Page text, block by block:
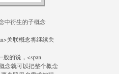
中衍生的子概念
关联概念将继续关
的说，<span
念就可以把整个概念